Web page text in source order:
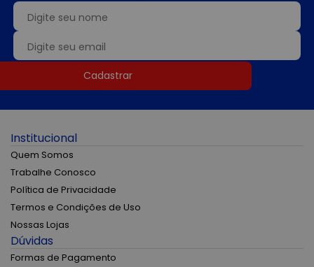
Cadastrar
Institucional
Quem Somos
Trabalhe Conosco
Política de Privacidade
Termos e Condições de Uso
Nossas Lojas
Dúvidas
Formas de Pagamento